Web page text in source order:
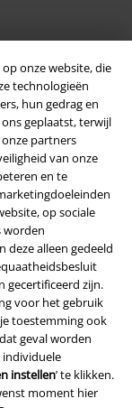
onze website, die
technologieën
hun gedrag en
geplaatst, terwijl
partners
van onze
en te
op sociale
worden
deze alleen gedeeld
gecertificeerd zijn.
voor het gebruik
toestemming ook
geval worden
individuele
instellen’ te klikken.
moment hier